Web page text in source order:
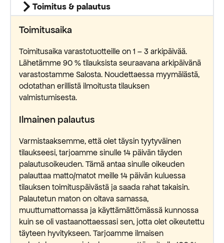
Toimitus & palautus
Toimitusaika
Toimitusaika varastotuotteille on 1 – 3 arkipäivää.
Lähetämme 90 % tilauksista seuraavana arkipäivänä
varastostamme Salosta. Noudettaessa myymälästä,
odotathan erillistä ilmoitusta tilauksen
valmistumisesta.
Ilmainen palautus
Varmistaaksemme, että olet täysin tyytyväinen
tilaukseesi, tarjoamme sinulle 14 päivän täyden
palautusoikeuden. Tämä antaa sinulle oikeuden
palauttaa matto/matot meille 14 päivän kuluessa
tilauksen toimituspäivästä ja saada rahat takaisin.
Palautetun maton on oltava samassa,
muuttumattomassa ja käyttämättömässä kunnossa
kuin se oli vastaanottaessasi sen, jotta olet oikeutettu
täyteen hyvitykseen. Tarjoamme ilmaisen